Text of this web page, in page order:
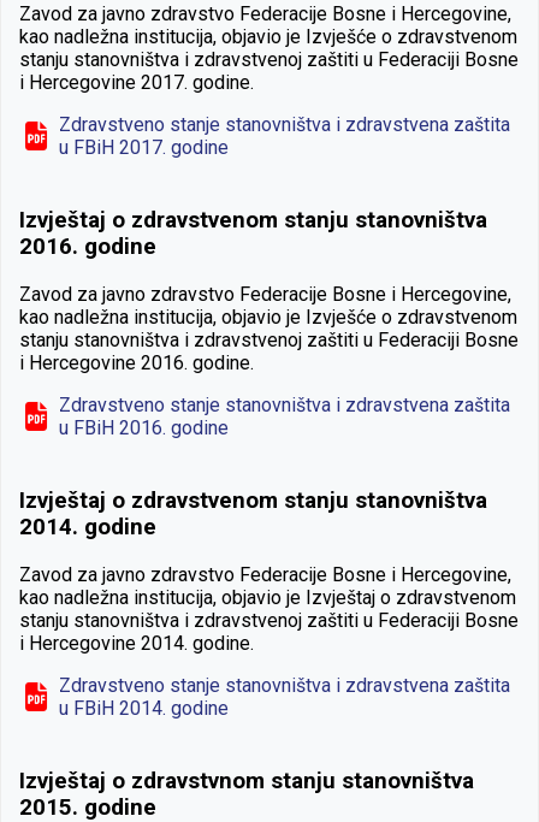
Zavod za javno zdravstvo Federacije Bosne i Hercegovine,
kao nadležna institucija, objavio je Izvješće o zdravstvenom
stanju stanovništva i zdravstvenoj zaštiti u Federaciji Bosne
i Hercegovine 2017. godine.
Zdravstveno stanje stanovništva i zdravstvena zaštita
u FBiH 2017. godine
Izvještaj o zdravstvenom stanju stanovništva
2016. godine
Zavod za javno zdravstvo Federacije Bosne i Hercegovine,
kao nadležna institucija, objavio je Izvješće o zdravstvenom
stanju stanovništva i zdravstvenoj zaštiti u Federaciji Bosne
i Hercegovine 2016. godine.
Zdravstveno stanje stanovništva i zdravstvena zaštita
u FBiH 2016. godine
Izvještaj o zdravstvenom stanju stanovništva
2014. godine
Zavod za javno zdravstvo Federacije Bosne i Hercegovine,
kao nadležna institucija, objavio je Izvještaj o zdravstvenom
stanju stanovništva i zdravstvenoj zaštiti u Federaciji Bosne
i Hercegovine 2014. godine.
Zdravstveno stanje stanovništva i zdravstvena zaštita
u FBiH 2014. godine
Izvještaj o zdravstvnom stanju stanovništva
2015. godine